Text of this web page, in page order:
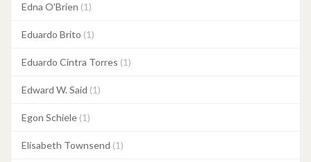
Edna O'Brien (1)
Eduardo Brito (1)
Eduardo Cintra Torres (1)
Edward W. Said (1)
Egon Schiele (1)
Elisabeth Townsend (1)